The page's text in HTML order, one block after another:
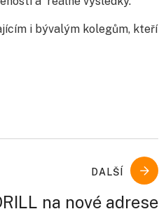
i bývalým kolegům, kteří
DALŠÍ
na nové adrese